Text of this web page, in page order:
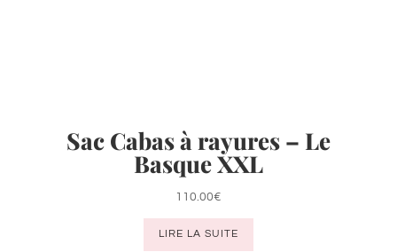
Sac Cabas à rayures – Le
Basque XXL
110.00€
LIRE LA SUITE